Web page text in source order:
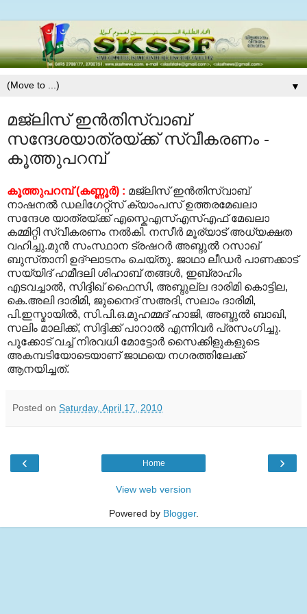
▼
മജ്‌ലിസ്‌ ഇന്‍തിസ്വാബ്‌
സന്ദേശയാത്രയ്ക്ക് സ്വീകരണം -
കൂത്തുപറമ്പ്‌
കൂത്തുപറമ്പ്‌ (കണ്ണൂര്‍) : മജ്‌ലിസ്‌ ഇന്‍തിസ്വാബ്‌
നാഷനല്‍ ഡലിഗേറ്റ്സ്‌ ക്യാംപസ്‌ ഉത്തരമേഖലാ
സന്ദേശ യാത്രയ്ക്ക്‌ എസ്കെഎസ്‌എസ്‌എഫ്‌ മേഖലാ
കമ്മിറ്റി സ്വീകരണം നല്‍കി. നസീര്‍ മൂര്യാട്‌ അധ്യക്ഷത
വഹിച്ചു.മുന്‍ സംസ്ഥാന ട്രഷറര്‍ അബ്ദുല്‍ റസാഖ്‌
ബുസ്‌താനി ഉദ്ഘാടനം ചെയ്‌തു. ജാഥാ ലീഡര്‍ പാണക്കാട്‌
സയ്യിദ്‌ ഹമീദലി ശിഹാബ്‌ തങ്ങള്‍, ഇബ്രാഹിം
എടവച്ചാല്‍, സിദ്ദിഖ്‌ ഫൈസി, അബ്ദുല്ല ദാരിമി കൊട്ടില,
കെ.അലി ദാരിമി, ജുനൈദ്‌ സഅദി, സലാം ദാരിമി,
പി.ഇസ്മായില്‍, സി.പി.ഒ.മുഹമ്മദ്‌ ഹാജി, അബ്ദുല്‍ ബാഖി,
സലിം മാലിക്ക്‌, സിദ്ദിക്ക്‌ പാറാല്‍ എന്നിവര്‍ പ്രസംഗിച്ചു.
പൂക്കോട്‌ വച്ച്‌ നിരവധി മോട്ടോര്‍ സൈക്കിളുകളുടെ
അകമ്പടിയോടെയാണ്‌ ജാഥയെ നഗരത്തിലേക്ക്‌
ആനയിച്ചത്‌.
Posted on Saturday, April 17, 2010
‹ ›
Home
View web version
Powered by Blogger.